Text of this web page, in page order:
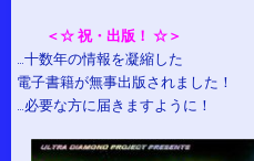
＜☆ 祝・出版！ ☆＞
…十数年の情報を凝縮した
電子書籍が無事出版されました！
…必要な方に届きますように！